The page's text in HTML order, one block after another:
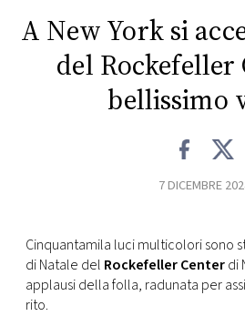
RADIO
WEB
FOTO
CONCORSI
A New York si
del Rockefeller
bellissimo
7 DICEMBRE
Cinquantamila luci multicolori sono
di Natale del Rockefeller Centerdi
applausi della folla, radunata per
rito.